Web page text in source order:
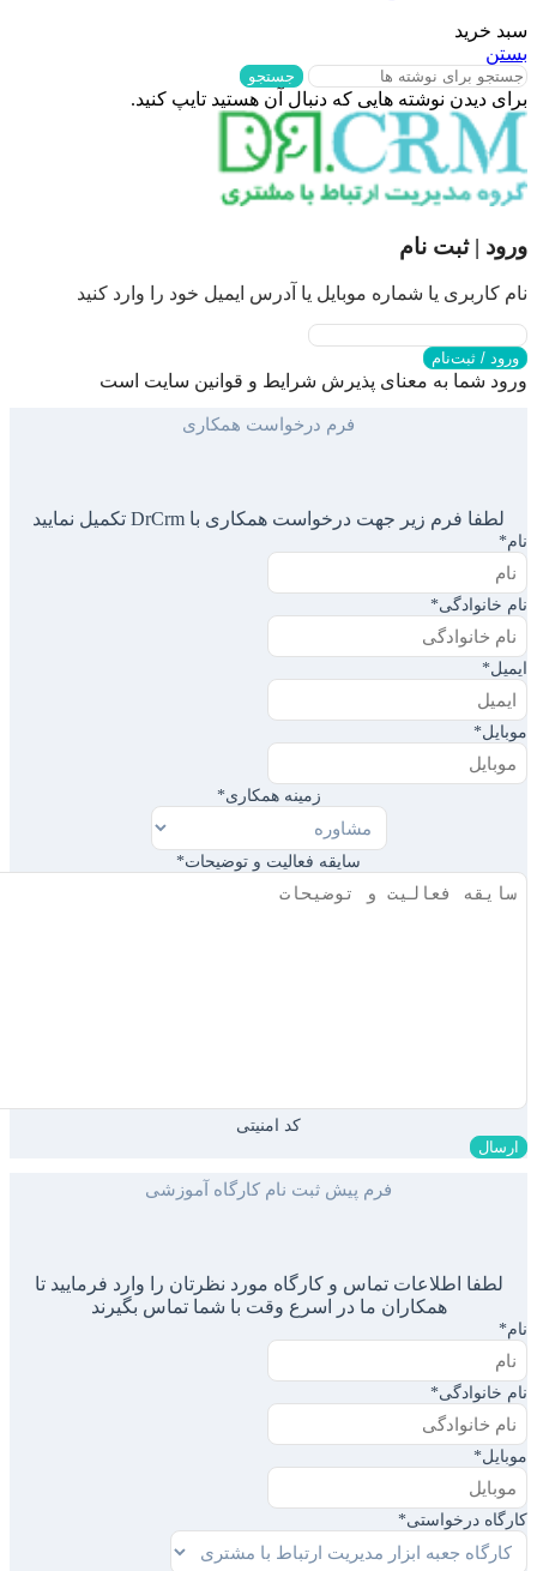
سبد خرید
بستن
جستجو
برای دیدن نوشته هایی که دنبال آن هستید تایپ کنید.
ورود | ثبت نام
نام کاربری یا شماره موبایل یا آدرس ایمیل خود را وارد کنید
ورود / ثبت‌نام
ورود شما به معنای پذیرش شرایط و قوانین سایت است
فرم درخواست همکاری
لطفا فرم زیر جهت درخواست همکاری با DrCrm تکمیل نمایید
نام*
نام خانوادگی*
ایمیل*
موبایل*
زمینه همکاری*
سایقه فعالیت و توضیحات*
کد امنیتی
فرم پیش ثبت نام کارگاه آموزشی
لطفا اطلاعات تماس و کارگاه مورد نظرتان را وارد فرمایید تا
همکاران ما در اسرع وقت با شما تماس بگیرند
نام*
نام خانوادگی*
موبایل*
کارگاه درخواستی*